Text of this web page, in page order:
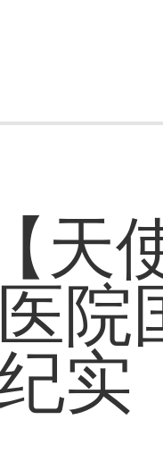
天
院
实